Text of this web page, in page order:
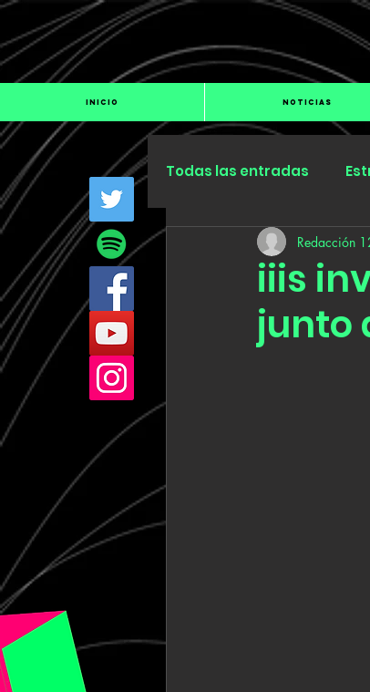
INICIO NOTICIAS
Todas las entradas
Industria
iiis
junto
Redacción